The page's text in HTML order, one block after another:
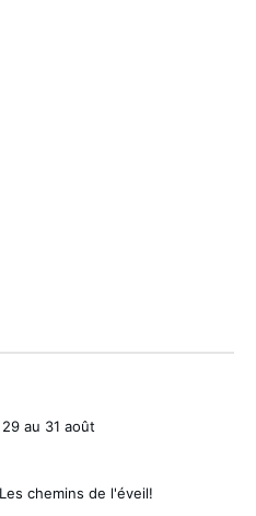
au 31 août
chemins de l'éveil!